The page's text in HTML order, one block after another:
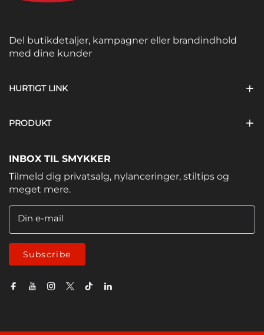
Del butikdetaljer, kampagner eller brandindhold
med dine kunder
HURTIGT LINK
PRODUKT
INBOX TIL SMYKKER
Tilmeld dig privatsalg, nylanceringer, stiltips og
meget mere.
Din e-mail
Subscribe